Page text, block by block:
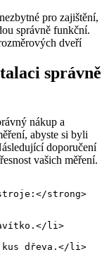
pro zajištění,
správně funkční.
správně
nákup a
abyste si byli
doporučení
vašich měření.
strong>
li>
dřeva.</li>